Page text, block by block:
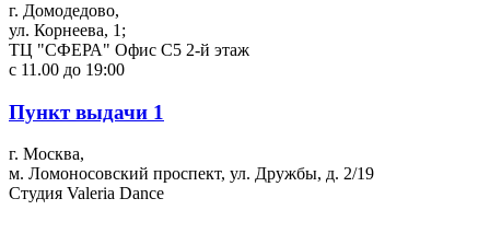
г. Домодедово,
ул. Корнеева, 1;
ТЦ "СФЕРА" Офис С5 2-й этаж
с 11.00 до 19:00
Пункт выдачи 1
г. Москва,
м. Ломоносовский проспект, ул. Дружбы, д. 2/19
Студия Valeria Dance